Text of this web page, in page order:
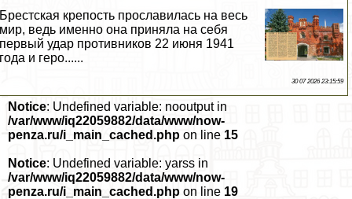
Брестская крепость прославилась на весь
мир, ведь именно она приняла на себя
первый удар противников 22 июня 1941
года и геро......
30 07 2026 23:15:59
Notice: Undefined variable: nooutput in
/var/www/iq22059882/data/www/now-
penza.ru/i_main_cached.php on line 15
Notice: Undefined variable: yarss in
/var/www/iq22059882/data/www/now-
penza.ru/i_main_cached.php on line 19